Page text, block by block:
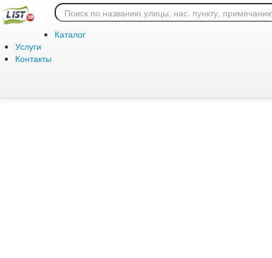
Каталог
Услуги
Контакты
Ошибка 404: страница